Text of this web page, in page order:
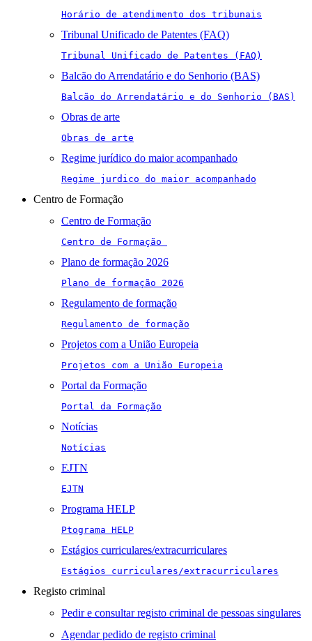
Horário de atendimento dos tribunais
Tribunal Unificado de Patentes (FAQ)
Tribunal Unificado de Patentes (FAQ)
Balcão do Arrendatário e do Senhorio (BAS)
Balcão do Arrendatário e do Senhorio (BAS)
Obras de arte
Obras de arte
Regime jurídico do maior acompanhado
Regime jurdico do maior acompanhado
Centro de Formação
Centro de Formação
Centro de Formação
Plano de formação 2026
Plano de formação 2026
Regulamento de formação
Regulamento de formação
Projetos com a União Europeia
Projetos com a União Europeia
Portal da Formação
Portal da Formação
Notícias
Notícias
EJTN
EJTN
Programa HELP
Ptograma HELP
Estágios curriculares/extracurriculares
Estágios curriculares/extracurriculares
Registo criminal
Pedir e consultar registo criminal de pessoas singulares
Agendar pedido de registo criminal